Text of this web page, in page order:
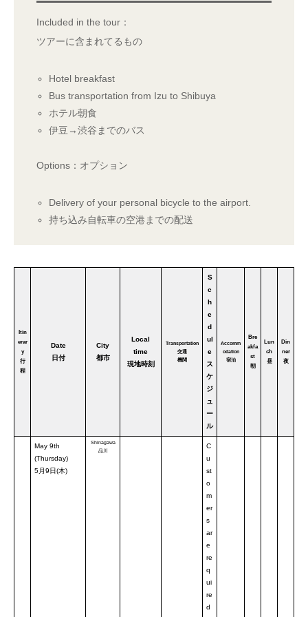
Included in the tour：
ツアーに含まれてるもの
Hotel breakfast
Bus transportation from Izu to Shibuya
ホテル朝食
伊豆→渋谷までのバス
Options：オプション
Delivery of your personal bicycle to the airport.
持ち込み自転車の空港までの配送
Itin
erar
y
行
程
Date
日付
City
都市
Local
time
現地時刻
Transportation
交通
機関
S
c
h
e
d
ul
e
ス
ケ
ジ
ュ
ー
ル
Accomm
odation
宿泊
Bre
akfa
st
朝
Lun
ch
昼
Din
ner
夜
May 9th
(Thursday)
5月9日(木)
Shinagawa
品川
C
u
st
o
m
er
s
ar
e
re
q
ui
re
d